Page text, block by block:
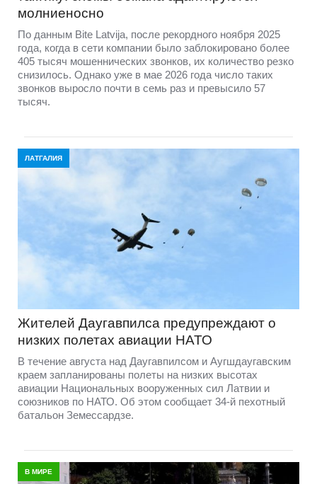
молниеносно
По данным Bite Latvija, после рекордного ноября 2025
года, когда в сети компании было заблокировано более
405 тысяч мошеннических звонков, их количество резко
снизилось. Однако уже в мае 2026 года число таких
звонков выросло почти в семь раз и превысило 57
тысяч.
ЛАТГАЛИЯ
Жителей Даугавпилса предупреждают о
низких полетах авиации НАТО
В течение августа над Даугавпилсом и Аугшдаугавским
краем запланированы полеты на низких высотах
авиации Национальных вооруженных сил Латвии и
союзников по НАТО. Об этом сообщает 34-й пехотный
батальон Земессардзе.
В МИРЕ